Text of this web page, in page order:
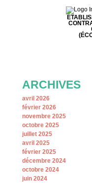
ARCHIVES
avril 2026
février 2026
novembre 2025
octobre 2025
juillet 2025
avril 2025
février 2025
décembre 2024
octobre 2024
juin 2024